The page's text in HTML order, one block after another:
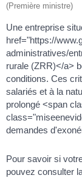
(Première ministre)
Une entreprise
href="https://
administratives/
rurale (ZRR)</a>
conditions. Ces
salariés et à la
prolongé <span
demandes
Pour savoir si
pouvez consulter